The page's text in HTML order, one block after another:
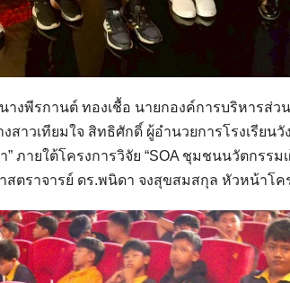
างพีรกานต์ ทองเชื้อ นายกองค์การบริหารส่ว
าวเทียมใจ สิทธิศักดิ์ ผู้อำนวยการโรงเรียน
ภายใต้โครงการวิจัย “SOA ชุมชนนวัตกรรม
สตราจารย์ ดร.พนิดา จงสุขสมสกุล หัวหน้าโค